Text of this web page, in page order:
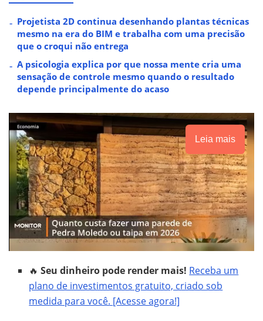
Projetista 2D continua desenhando plantas técnicas
mesmo na era do BIM e trabalha com uma precisão
que o croqui não entrega
A psicologia explica por que nossa mente cria uma
sensação de controle mesmo quando o resultado
depende principalmente do acaso
Leia mais
🔥Seu dinheiro pode render mais! Receba um
plano de investimentos gratuito, criado sob
medida para você. [Acesse agora!]